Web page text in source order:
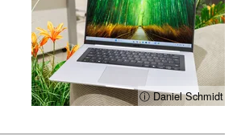
ⓘ Daniel Schmidt